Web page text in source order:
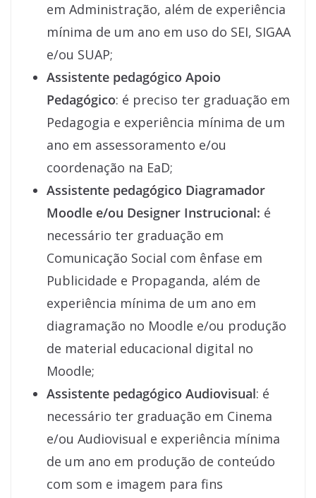
em Administração, além de experiência
mínima de um ano em uso do SEI, SIGAA
e/ou SUAP;
Assistente pedagógico Apoio
Pedagógico: é preciso ter graduação em
Pedagogia e experiência mínima de um
ano em assessoramento e/ou
coordenação na EaD;
Assistente pedagógico Diagramador
Moodle e/ou Designer Instrucional: é
necessário ter graduação em
Comunicação Social com ênfase em
Publicidade e Propaganda, além de
experiência mínima de um ano em
diagramação no Moodle e/ou produção
de material educacional digital no
Moodle;
Assistente pedagógico Audiovisual: é
necessário ter graduação em Cinema
e/ou Audiovisual e experiência mínima
de um ano em produção de conteúdo
com som e imagem para fins